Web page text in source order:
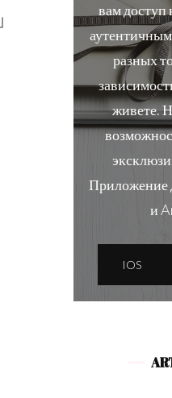
вам
разных
живете.
Приложение
и
IOS